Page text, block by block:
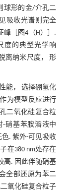
球形的金/介孔二
吸收光谱则完全
［
图4 （H）］.
度的典型光学响
离纳米尺度， 形
能， 选择硼氢化
为模型反应进行
二氧化硅复合粒
-硝基苯胺溶液中
色. 紫外-可见吸收
在380 nm处存在
高. 因此伴随硝基
全部还原为苯二
氧化硅复合粒子